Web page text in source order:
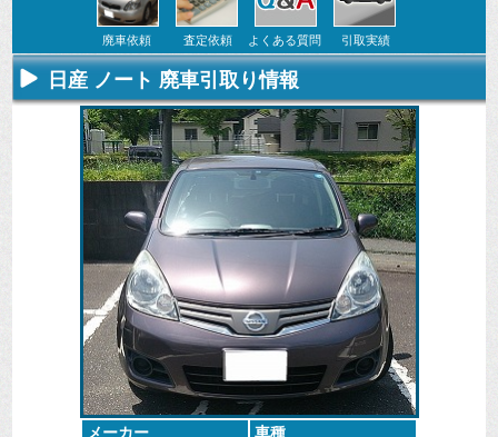
廃車依頼
不要になった
車の廃車手続
きを行いま
す。
査定依頼
専門スタッフ
がしっかりと
査定いたしま
す。
よくある質問
廃車全般に関
するよくある
質問
にお答えしま
す。
引取実績
た車や下取り
で買取った車
の実績デー
タ。
日産 ノート 廃車引取り情報
メーカー
車種